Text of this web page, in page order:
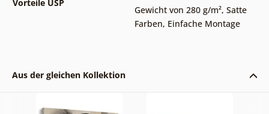
Vorteile USP
Gewicht von 280 g/m², Satte
Farben, Einfache Montage
Aus der gleichen Kollektion